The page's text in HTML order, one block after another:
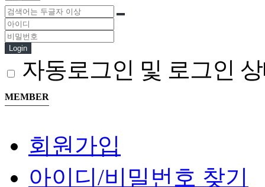
Login
자동로그인 및 로그인
MEMBER
회원가입
아이디/비밀번호 찾기